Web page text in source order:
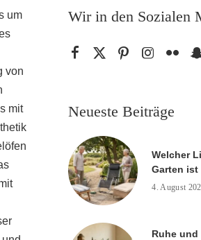
um
von
mit
Wir in den Sozialen
Neueste Beiträge
Welcher
Garten
4. August
Ruhe